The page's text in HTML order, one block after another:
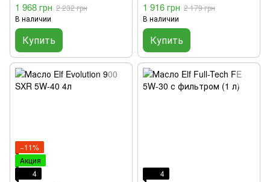
1 968 грн 2 232 грн
В наличии
Купить
1 916 грн 2 179 грн
В наличии
Купить
−11%
Акция
4
4